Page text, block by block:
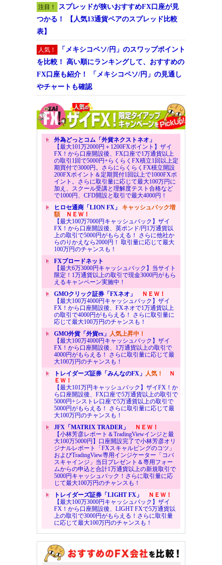
注目！
スプレッドが狭いおすすめFX口座が見
つかる！ 【人気13通貨ペアのスプレッド比較
表】
人気！
「メキシコペソ/円」のスワップポイント
を比較！ 高い順にランキングして、おすすめの
FX口座も紹介！ 「メキシコペソ/円」の見通し
やチャートも確認
外為どっとコム「外貨ネクストネオ」
【最大101万2000円＋1200FXポイント】ザイ
FX！から口座開設後、FX口座で1万通貨以上
の取引1回で5000円+らくらくFX積立1回以上定
期買付で3000円。さらにらくらくFX積立開設
200FXポイント＆定期買付1回以上で1000FXポ
イント。さらに取引量に応じて最大100万円に
加え、スクール受講と理解度テスト合格など
で1000円、CFD開設と取引で最大4000円！
ヒロセ通商「LION FX」 キャッシュバック増
額ＮＥＷ！
【最大100万7000円キャッシュバック】ザイ
FX！から口座開設後、英ポンド/円1万通貨以
上の取引で5000円がもらえる！ さらに他社か
らのりかえなら2000円！ 取引量に応じて最大
100万円のチャンスも！
FXブロードネット
【最大6万3000円キャッシュバック】当サイト
限定！1万通貨以上の取引で現金3000円がもら
えるキャンペーン実施中！
GMOクリック証券「FXネオ」
ＮＥＷ！
【最大100万4000円キャッシュバック】ザイ
FX！から口座開設後、FXネオで1万通貨以上
の取引で4000円がもらえる！ さらに取引量に
応じて最大100万円のチャンスも！
GMO外貨「外貨ex」 人気上昇中！
【最大100万4000円キャッシュバック】ザイ
FX！から口座開設後、1万通貨以上の取引で
4000円がもらえる！ さらに取引量に応じて最
大100万円のチャンスも！
トレイダーズ証券「みんなのFX」 人気！
Ｎ
ＥＷ！
【最大101万円キャッシュバック】ザイFX！か
ら口座開設後、FX口座で5万通貨以上の取引で
5000円+シストレ口座で5万通貨以上の取引で
5000円がもらえる！ さらに取引量に応じて最
大100万円のチャンスも！
JFX「MATRIX TRADER」
ＮＥＷ！
【小林芳彦レポート＆TradingViewインジと最
大100万5000円】口座開設完了で小林芳彦オリ
ジナルレポート「FXスキャルピングのコツ」
およびTradingView専用インジケーター「コバ
スキャインジ」当日プレゼント＆専用フォー
ムからの申込と合計1万通貨以上の新規取引で
5000円キャッシュバック！さらに取引量に応
じて最大100万円のチャンスも！
トレイダーズ証券「LIGHT FX」
ＮＥＷ！
【最大100万3000円キャッシュバック】ザイ
FX！から口座開設後、LIGHT FXで5万通貨以
上の取引で3000円がもらえる！さらに取引量
に応じて最大100万円のチャンスも！